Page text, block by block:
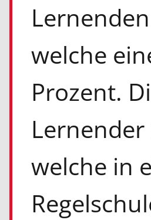
welche
Prozent.
welche in